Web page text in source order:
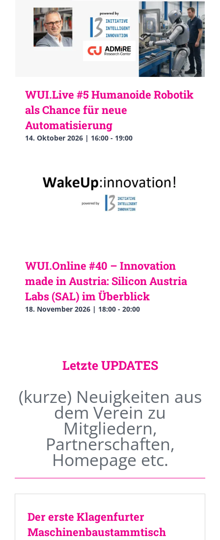
WUI.Live #5 Humanoide Robotik
als Chance für neue
Automatisierung
14. Oktober 2026 | 16:00 - 19:00
WUI.Online #40 – Innovation
made in Austria: Silicon Austria
Labs (SAL) im Überblick
18. November 2026 | 18:00 - 20:00
Letzte UPDATES
(kurze) Neuigkeiten aus
dem Verein zu
Mitgliedern,
Partnerschaften,
Homepage etc.
Der erste Klagenfurter
Maschinenbaustammtisch